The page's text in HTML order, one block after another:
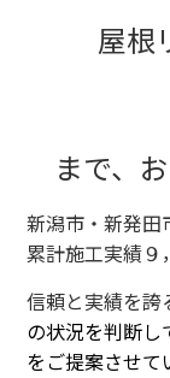
屋根
まで、
新潟市・新発田
累計施工実績９
信頼と実績を誇
の状況を判断し
をご提案させて